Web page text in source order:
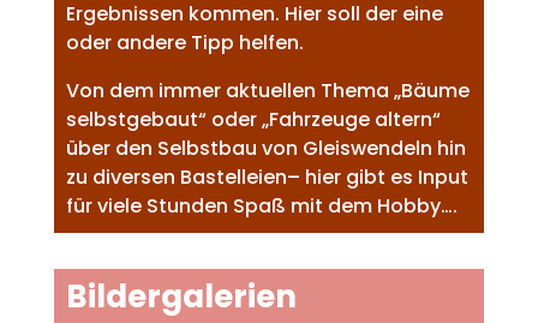
Ergebnissen kommen. Hier soll der eine
oder andere Tipp helfen.
Von dem immer aktuellen Thema „Bäume
selbstgebaut“ oder „Fahrzeuge altern“
über den Selbstbau von Gleiswendeln hin
zu diversen Bastelleien– hier gibt es Input
für viele Stunden Spaß mit dem Hobby….
Bildergalerien